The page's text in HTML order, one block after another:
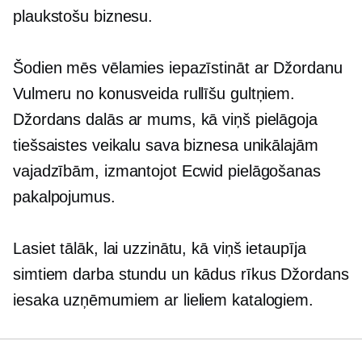
plaukstošu biznesu.
Šodien mēs vēlamies iepazīstināt ar Džordanu
Vulmeru no konusveida rullīšu gultņiem.
Džordans dalās ar mums, kā viņš pielāgoja
tiešsaistes veikalu sava biznesa unikālajām
vajadzībām, izmantojot Ecwid pielāgošanas
pakalpojumus.
Lasiet tālāk, lai uzzinātu, kā viņš ietaupīja
simtiem darba stundu un kādus rīkus Džordans
iesaka uzņēmumiem ar lieliem katalogiem.